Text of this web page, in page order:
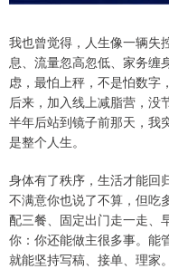
我也曾觉得，人生像一辆
息、流量忽高忽低、家务
虑，最怕上秤，不是怕数字
后来，加入线上减脂营，没
半年后站到镜子前那天，我
是整个人生。
身体有了秩序，生活才能回
不满意你也说了不算，但吃
配三餐、固定出门走一走、
你：你还能做主很多事。能
就能坚持写稿、接单、理家